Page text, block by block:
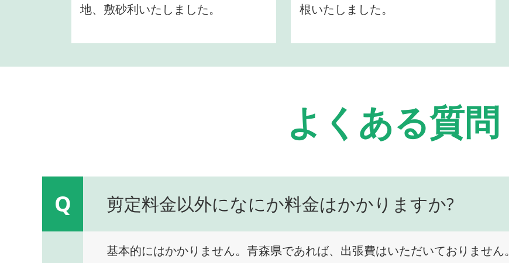
地、敷砂利いたしました。
根いたしました。
よくある質問
Q 剪定料金以外になにか料金はかかりますか?
基本的にはかかりません。青森県であれば、出張費はいただいておりません。